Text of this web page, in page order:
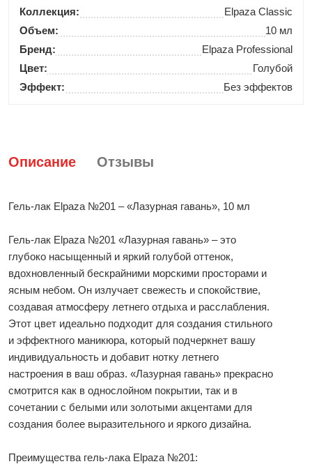
Коллекция:
Elpaza Classic
Объем:
10 мл
Бренд:
Elpaza Professional
Цвет:
Голубой
Эффект:
Без эффектов
Описание Отзывы
Гель-лак Elpaza №201 – «Лазурная гавань», 10 мл
Гель-лак Elpaza №201 «Лазурная гавань» – это
глубоко насыщенный и яркий голубой оттенок,
вдохновленный бескрайними морскими просторами и
ясным небом. Он излучает свежесть и спокойствие,
создавая атмосферу летнего отдыха и расслабления.
Этот цвет идеально подходит для создания стильного
и эффектного маникюра, который подчеркнет вашу
индивидуальность и добавит нотку летнего
настроения в ваш образ. «Лазурная гавань» прекрасно
смотрится как в однослойном покрытии, так и в
сочетании с белыми или золотыми акцентами для
создания более выразительного и яркого дизайна.
Преимущества гель-лака Elpaza №201: